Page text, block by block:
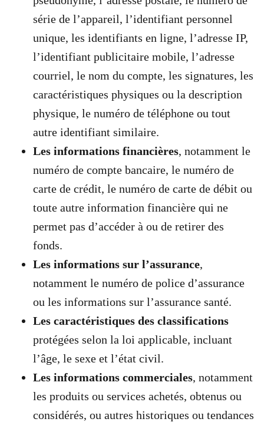
série de l’appareil, l’identifiant personnel
unique, les identifiants en ligne, l’adresse IP,
l’identifiant publicitaire mobile, l’adresse
courriel, le nom du compte, les signatures, les
caractéristiques physiques ou la description
physique, le numéro de téléphone ou tout
autre identifiant similaire.
Les informations financières, notamment le
numéro de compte bancaire, le numéro de
carte de crédit, le numéro de carte de débit ou
toute autre information financière qui ne
permet pas d’accéder à ou de retirer des
fonds.
Les informations sur l’assurance,
notamment le numéro de police d’assurance
ou les informations sur l’assurance santé.
Les caractéristiques des classifications
protégées selon la loi applicable, incluant
l’âge, le sexe et l’état civil.
Les informations commerciales, notamment
les produits ou services achetés, obtenus ou
considérés, ou autres historiques ou tendances